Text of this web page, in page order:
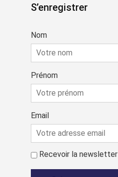
S’enregistrer
Nom
Prénom
Email
Recevoir la newsletter